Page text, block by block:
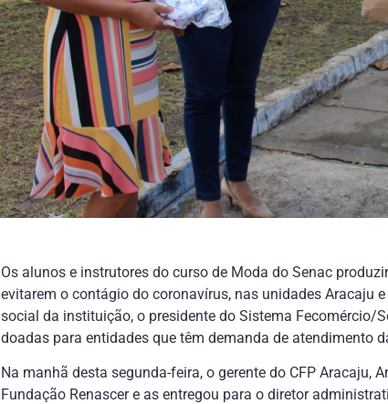
Os alunos e instrutores do curso de Moda do Senac
evitarem o contágio do coronavírus, nas unidades Aracaju
social da instituição, o presidente do Sistema Fecomércio/
doadas para entidades que têm demanda de atendimento
Na manhã desta segunda-feira, o gerente do CFP Aracaju,
Fundação Renascer e as entregou para o diretor